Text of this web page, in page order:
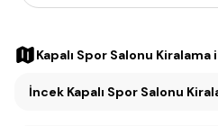
Kapalı Spor Salonu Kiralama
İncek Kapalı Spor Salonu